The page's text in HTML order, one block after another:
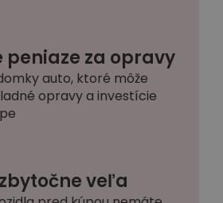
peniaze za opravy
auto, ktoré môže
opravy a investície
veľa